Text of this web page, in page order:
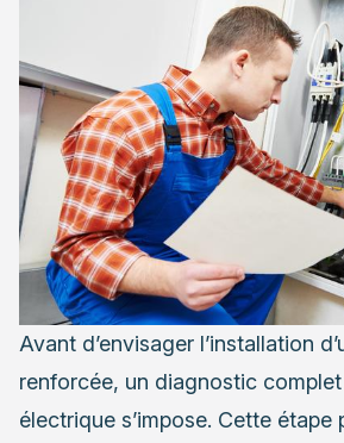
Avant d’envisager l’installation
renforcée, un diagnostic
électrique s’impose. Cette étape